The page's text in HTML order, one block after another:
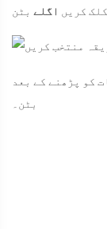
کریں اگلے بٹن
کو پڑھنے کے بعد
بٹن۔